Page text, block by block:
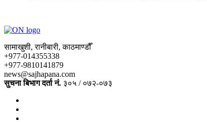
सामाखुशी, रानीबारी, काठमाण्डौँ
+977-014355338
+977-9810141879
news@sajhapana.com
सुचना बिभाग दर्ता नं. ३०५ / ०७२-०७३